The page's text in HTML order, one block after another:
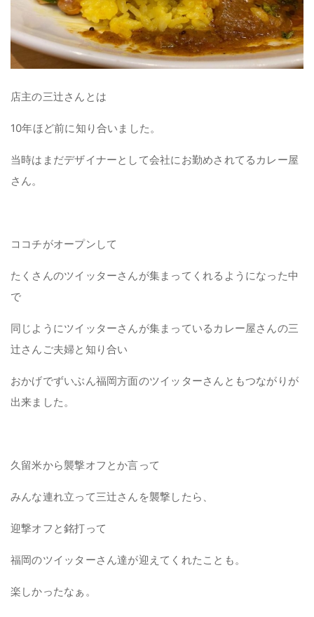
店主の三辻さんとは
10年ほど前に知り合いました。
当時はまだデザイナーとして会社にお勤めされてるカレー屋
さん。
ココチがオープンして
たくさんのツイッターさんが集まってくれるようになった中
で
同じようにツイッターさんが集まっているカレー屋さんの三
辻さんご夫婦と知り合い
おかげでずいぶん福岡方面のツイッターさんともつながりが
出来ました。
久留米から襲撃オフとか言って
みんな連れ立って三辻さんを襲撃したら、
迎撃オフと銘打って
福岡のツイッターさん達が迎えてくれたことも。
楽しかったなぁ。